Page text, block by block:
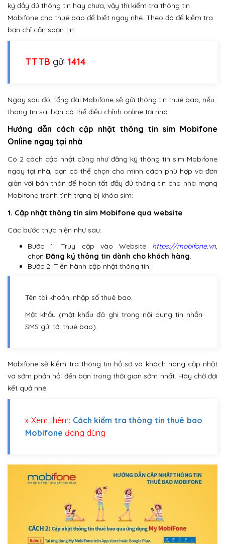
ký đầy đủ thông tin hay chưa, vậy thì kiểm tra thông tin
Mobifone cho thuê bao để biết ngay nhé. Theo đó để kiểm tra
bạn chỉ cần soạn tin:
TTTB gửi 1414
Ngay sau đó, tổng đài Mobifone sẽ gửi thông tin thuê bao, nếu
thông tin sai bạn có thể điều chỉnh online tại nhà.
Hướng dẫn cách cập nhật thông tin sim Mobifone
Online ngay tại nhà
Có 2 cách cập nhật cũng như đăng ký thông tin sim Mobifone
ngay tại nhà, bạn có thể chọn cho mình cách phù hợp và đơn
giản với bản thân để hoàn tất đầy đủ thông tin cho nhà mạng
Mobifone tránh tình trạng bị khóa sim:
1. Cập nhật thông tin sim Mobifone qua website
Các bước thực hiện như sau:
Bước 1: Truy cập vào Website https://mobifone.vn,
chọn Đăng ký thông tin dành cho khách hàng.
Bước 2: Tiến hành cập nhật thông tin:
Tên tài khoản, nhập số thuê bao.
Mật khẩu (mật khẩu đã ghi trong nội dung tin nhắn
SMS gửi tới thuê bao).
Mobifone sẽ kiểm tra thông tin hồ sơ và khách hàng cập nhật
và sớm phản hồi đến bạn trong thời gian sớm nhất. Hãy chờ đợi
kết quả nhé.
» Xem thêm: Cách kiểm tra thông tin thuê bao
Mobifone đang dùng